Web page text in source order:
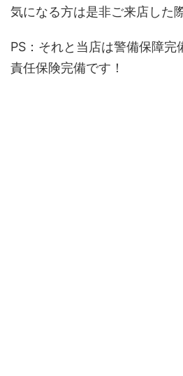
気になる方は是非ご来店した
PS：それと当店は警備保障完
責任保険完備です！